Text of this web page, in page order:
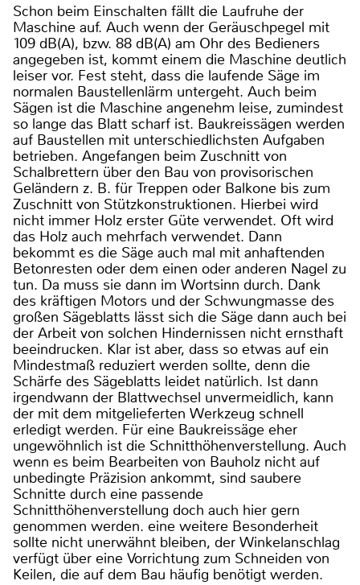
Schon beim Einschalten fällt die Laufruhe der
Maschine auf. Auch wenn der Geräuschpegel mit
109 dB(A), bzw. 88 dB(A) am Ohr des Bedieners
angegeben ist, kommt einem die Maschine deutlich
leiser vor. Fest steht, dass die laufende Säge im
normalen Baustellenlärm untergeht. Auch beim
Sägen ist die Maschine angenehm leise, zumindest
so lange das Blatt scharf ist. Baukreissägen werden
auf Baustellen mit unterschiedlichsten Aufgaben
betrieben. Angefangen beim Zuschnitt von
Schalbrettern über den Bau von provisorischen
Geländern z. B. für Treppen oder Balkone bis zum
Zuschnitt von Stützkonstruktionen. Hierbei wird
nicht immer Holz erster Güte verwendet. Oft wird
das Holz auch mehrfach verwendet. Dann
bekommt es die Säge auch mal mit anhaftenden
Betonresten oder dem einen oder anderen Nagel zu
tun. Da muss sie dann im Wortsinn durch. Dank
des kräftigen Motors und der Schwungmasse des
großen Sägeblatts lässt sich die Säge dann auch bei
der Arbeit von solchen Hindernissen nicht ernsthaft
beeindrucken. Klar ist aber, dass so etwas auf ein
Mindestmaß reduziert werden sollte, denn die
Schärfe des Sägeblatts leidet natürlich. Ist dann
irgendwann der Blattwechsel unvermeidlich, kann
der mit dem mitgelieferten Werkzeug schnell
erledigt werden. Für eine Baukreissäge eher
ungewöhnlich ist die Schnitthöhenverstellung. Auch
wenn es beim Bearbeiten von Bauholz nicht auf
unbedingte Präzision ankommt, sind saubere
Schnitte durch eine passende
Schnitthöhenverstellung doch auch hier gern
genommen werden. eine weitere Besonderheit
sollte nicht unerwähnt bleiben, der Winkelanschlag
verfügt über eine Vorrichtung zum Schneiden von
Keilen, die auf dem Bau häufig benötigt werden.